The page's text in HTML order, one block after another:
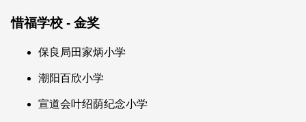
惜福学校 - 金奖
保良局田家炳小学
潮阳百欣小学
宣道会叶绍荫纪念小学